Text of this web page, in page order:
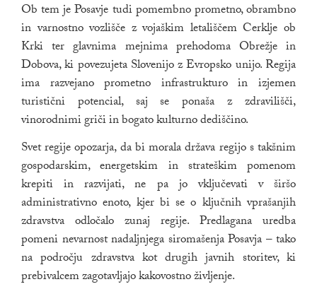
Ob tem je Posavje tudi pomembno prometno, obrambno
in varnostno vozlišče z vojaškim letališčem Cerklje ob
Krki ter glavnima mejnima prehodoma Obrežje in
Dobova, ki povezujeta Slovenijo z Evropsko unijo. Regija
ima razvejano prometno infrastrukturo in izjemen
turistični potencial, saj se ponaša z zdravilišči,
vinorodnimi griči in bogato kulturno dediščino.
Svet regije opozarja, da bi morala država regijo s takšnim
gospodarskim, energetskim in strateškim pomenom
krepiti in razvijati, ne pa jo vključevati v širšo
administrativno enoto, kjer bi se o ključnih vprašanjih
zdravstva odločalo zunaj regije. Predlagana uredba
pomeni nevarnost nadaljnjega siromašenja Posavja – tako
na področju zdravstva kot drugih javnih storitev, ki
prebivalcem zagotavljajo kakovostno življenje.